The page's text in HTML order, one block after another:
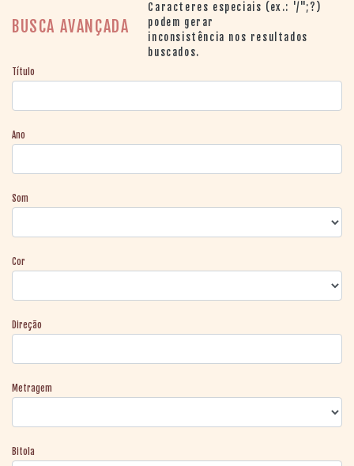
> ARQUIVO
> FILMOGRAFIAS DE
> DISCOGRAFIAS
LOCALIZAÇÃO
BUSCA AVANÇADA
Caracteres especiais (ex.: '/";?)
podem gerar
inconsistência nos resultados
buscados.
Título
Ano
Som
Cor
Direção
Metragem
Bitola